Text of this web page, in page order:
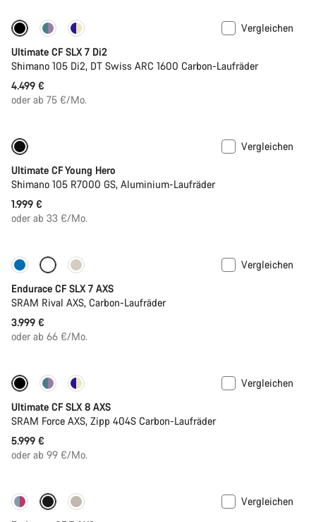
Vergleichen
Ultimate CF SLX 7 Di2
Shimano 105 Di2, DT Swiss ARC 1600 Carbon-Laufräder
4.499 €
oder ab 75 €/Mo.
Vergleichen
Ultimate CF Young Hero
Shimano 105 R7000 GS, Aluminium-Laufräder
1.999 €
oder ab 33 €/Mo.
Nur verfügbar in L | XL
Vergleichen
Endurace CF SLX 7 AXS
SRAM Rival AXS, Carbon-Laufräder
3.999 €
oder ab 66 €/Mo.
Neue Verfügbarkeiten
Vergleichen
Ultimate CF SLX 8 AXS
SRAM Force AXS, Zipp 404S Carbon-Laufräder
5.999 €
oder ab 99 €/Mo.
Vergleichen